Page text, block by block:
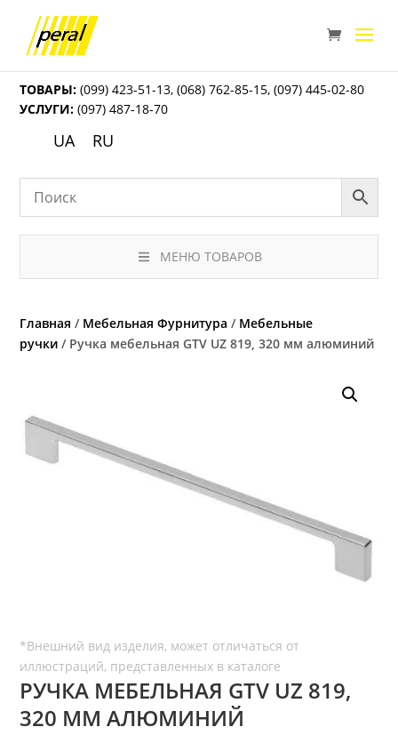
ТОВАРЫ: (099) 423-51-13,(068) 762-85-15,(097) 445-02-80
УСЛУГИ: (097) 487-18-70
UA RU
МЕНЮ ТОВАРОВ
Главная / Мебельная Фурнитура / Мебельные
ручки / Ручка мебельная GTV UZ 819, 320 мм алюминий
РУЧКА МЕБЕЛЬНАЯ GTV UZ 819,
320 ММ АЛЮМИНИЙ